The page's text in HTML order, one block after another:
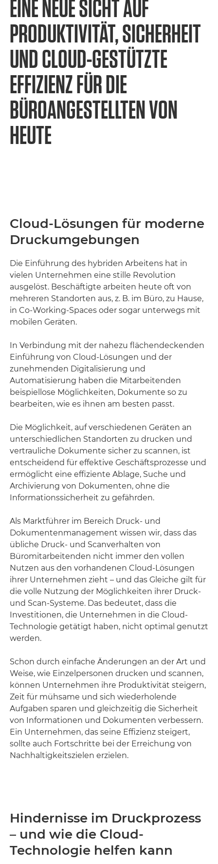
EINE NEUE SICHT AUF
PRODUKTIVITÄT, SICHERHEIT
UND CLOUD-GESTÜTZTE
EFFIZIENZ FÜR DIE
BÜROANGESTELLTEN VON
HEUTE
Cloud-Lösungen für moderne
Druckumgebungen
Die Einführung des hybriden Arbeitens hat in
vielen Unternehmen eine stille Revolution
ausgelöst. Beschäftigte arbeiten heute oft von
mehreren Standorten aus, z. B. im Büro, zu Hause,
in Co-Working-Spaces oder sogar unterwegs mit
mobilen Geräten.
In Verbindung mit der nahezu flächendeckenden
Einführung von Cloud-Lösungen und der
zunehmenden Digitalisierung und
Automatisierung haben die Mitarbeitenden
beispiellose Möglichkeiten, Dokumente so zu
bearbeiten, wie es ihnen am besten passt.
Die Möglichkeit, auf verschiedenen Geräten an
unterschiedlichen Standorten zu drucken und
vertrauliche Dokumente sicher zu scannen, ist
entscheidend für effektive Geschäftsprozesse und
ermöglicht eine effiziente Ablage, Suche und
Archivierung von Dokumenten, ohne die
Informationssicherheit zu gefährden.
Als Marktführer im Bereich Druck- und
Dokumentenmanagement wissen wir, dass das
übliche Druck- und Scanverhalten von
Büromitarbeitenden nicht immer den vollen
Nutzen aus den vorhandenen Cloud-Lösungen
ihrer Unternehmen zieht – und das Gleiche gilt für
die volle Nutzung der Möglichkeiten ihrer Druck-
und Scan-Systeme. Das bedeutet, dass die
Investitionen, die Unternehmen in die Cloud-
Technologie getätigt haben, nicht optimal genutzt
werden.
Schon durch einfache Änderungen an der Art und
Weise, wie Einzelpersonen drucken und scannen,
können Unternehmen ihre Produktivität steigern,
Zeit für mühsame und sich wiederholende
Aufgaben sparen und gleichzeitig die Sicherheit
von Informationen und Dokumenten verbessern.
Ein Unternehmen, das seine Effizienz steigert,
sollte auch Fortschritte bei der Erreichung von
Nachhaltigkeitszielen erzielen.
Hindernisse im Druckprozess
– und wie die Cloud-
Technologie helfen kann